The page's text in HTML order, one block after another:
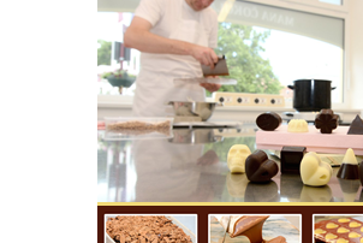
Sfinga I. na Sfingovém rybníku v zámeckém
parku v Duchcově
Socha Minervy na nádvoří zámku v
Duchcově
Socha Herkula se saní na nádvoří zámku v
Duchcově
Socha Herkula se lvem na nádvoří zámku v